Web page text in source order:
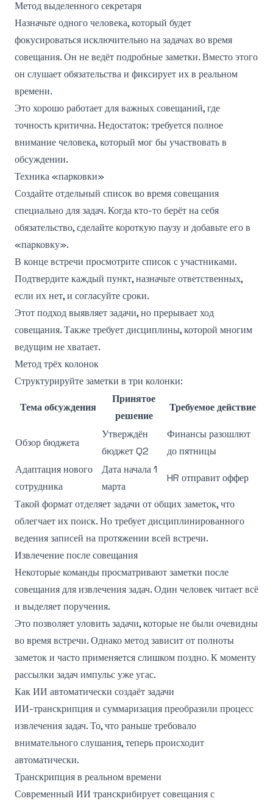
Метод выделенного секретаря
Назначьте одного человека, который будет
фокусироваться исключительно на задачах во время
совещания. Он не ведёт подробные заметки. Вместо этого
он слушает обязательства и фиксирует их в реальном
времени.
Это хорошо работает для важных совещаний, где
точность критична. Недостаток: требуется полное
внимание человека, который мог бы участвовать в
обсуждении.
Техника «парковки»
Создайте отдельный список во время совещания
специально для задач. Когда кто-то берёт на себя
обязательство, сделайте короткую паузу и добавьте его в
«парковку».
В конце встречи просмотрите список с участниками.
Подтвердите каждый пункт, назначьте ответственных,
если их нет, и согласуйте сроки.
Этот подход выявляет задачи, но прерывает ход
совещания. Также требует дисциплины, которой многим
ведущим не хватает.
Метод трёх колонок
Структурируйте заметки в три колонки:
Тема обсуждения
Принятое
решение
Требуемое действие
Обзор бюджета
Утверждён
бюджет Q2
Финансы разошлют
до пятницы
Адаптация нового
сотрудника
Дата начала 1
марта
HR отправит оффер
Такой формат отделяет задачи от общих заметок, что
облегчает их поиск. Но требует дисциплинированного
ведения записей на протяжении всей встречи.
Извлечение после совещания
Некоторые команды просматривают заметки после
совещания для извлечения задач. Один человек читает всё
и выделяет поручения.
Это позволяет уловить задачи, которые не были очевидны
во время встречи. Однако метод зависит от полноты
заметок и часто применяется слишком поздно. К моменту
рассылки задач импульс уже угас.
Как ИИ автоматически создаёт задачи
ИИ-транскрипция и суммаризация преобразили процесс
извлечения задач. То, что раньше требовало
внимательного слушания, теперь происходит
автоматически.
Транскрипция в реальном времени
Современный ИИ транскрибирует совещания с